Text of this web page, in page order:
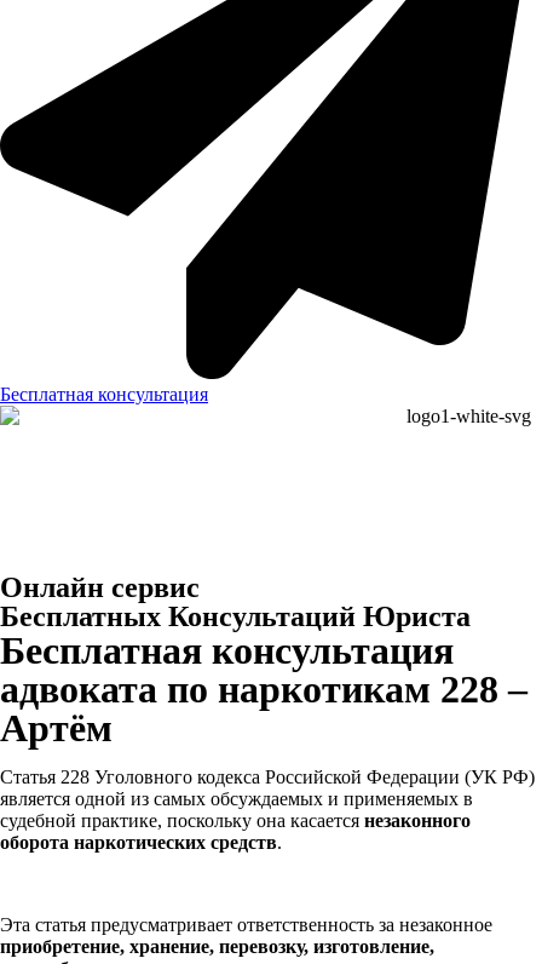
Бесплатная консультация
Онлайн сервис
Бесплатных Консультаций Юриста
Бесплатная консультация
адвоката по наркотикам 228 –
Артём
Статья 228 Уголовного кодекса Российской Федерации (УК РФ)
является одной из самых обсуждаемых и применяемых в
судебной практике, поскольку она касается незаконного
оборота наркотических средств.
Эта статья предусматривает ответственность за незаконное
приобретение, хранение, перевозку, изготовление,